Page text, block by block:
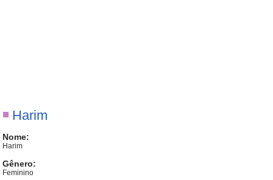
Harim
Nome:
Harim
Gênero:
Feminino